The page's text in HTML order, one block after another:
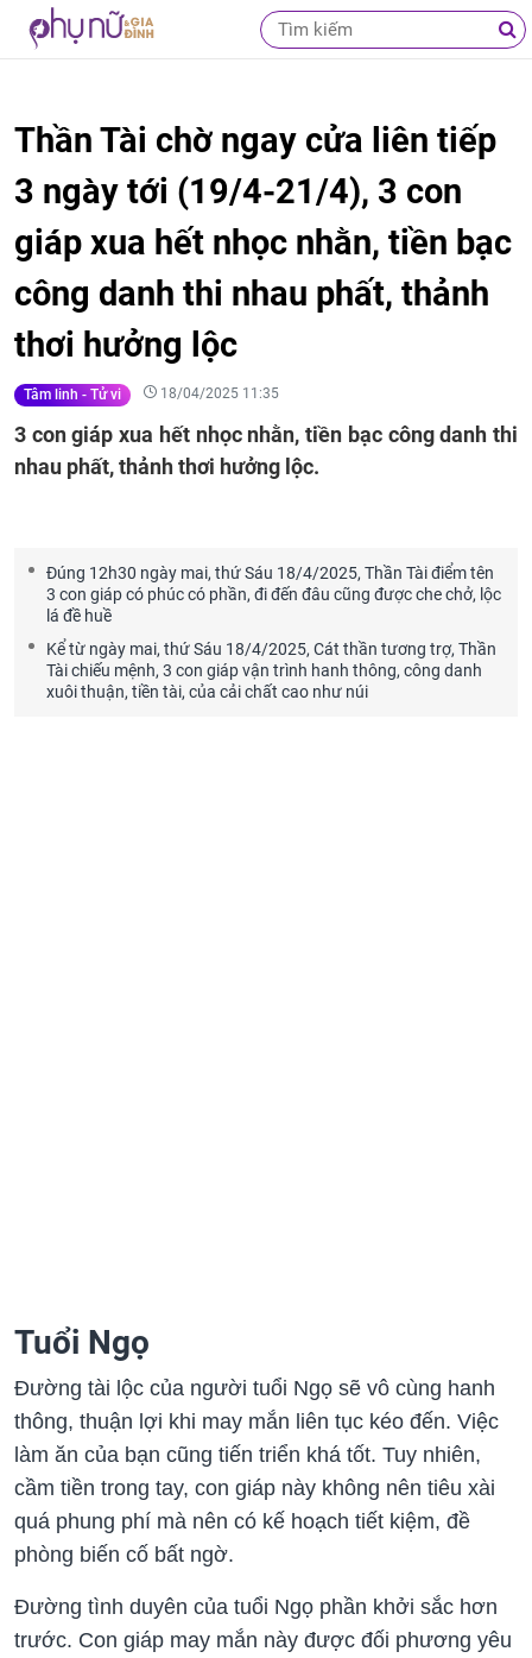
Thần Tài chờ ngay cửa liên tiếp
3 ngày tới (19/4-21/4), 3 con
giáp xua hết nhọc nhằn, tiền bạc
công danh thi nhau phất, thảnh
thơi hưởng lộc
Tâm linh - Tử vi 18/04/2025 11:35
3 con giáp xua hết nhọc nhằn, tiền bạc công danh thi
nhau phất, thảnh thơi hưởng lộc.
Đúng 12h30 ngày mai, thứ Sáu 18/4/2025, Thần Tài điểm tên
3 con giáp có phúc có phần, đi đến đâu cũng được che chở, lộc
lá đề huề
Kể từ ngày mai, thứ Sáu 18/4/2025, Cát thần tương trợ, Thần
Tài chiếu mệnh, 3 con giáp vận trình hanh thông, công danh
xuôi thuận, tiền tài, của cải chất cao như núi
Tuổi Ngọ
Đường tài lộc của người tuổi Ngọ sẽ vô cùng hanh
thông, thuận lợi khi may mắn liên tục kéo đến. Việc
làm ăn của bạn cũng tiến triển khá tốt. Tuy nhiên,
cầm tiền trong tay, con giáp này không nên tiêu xài
quá phung phí mà nên có kế hoạch tiết kiệm, đề
phòng biến cố bất ngờ.
Đường tình duyên của tuổi Ngọ phần khởi sắc hơn
trước. Con giáp may mắn này được đối phương yêu